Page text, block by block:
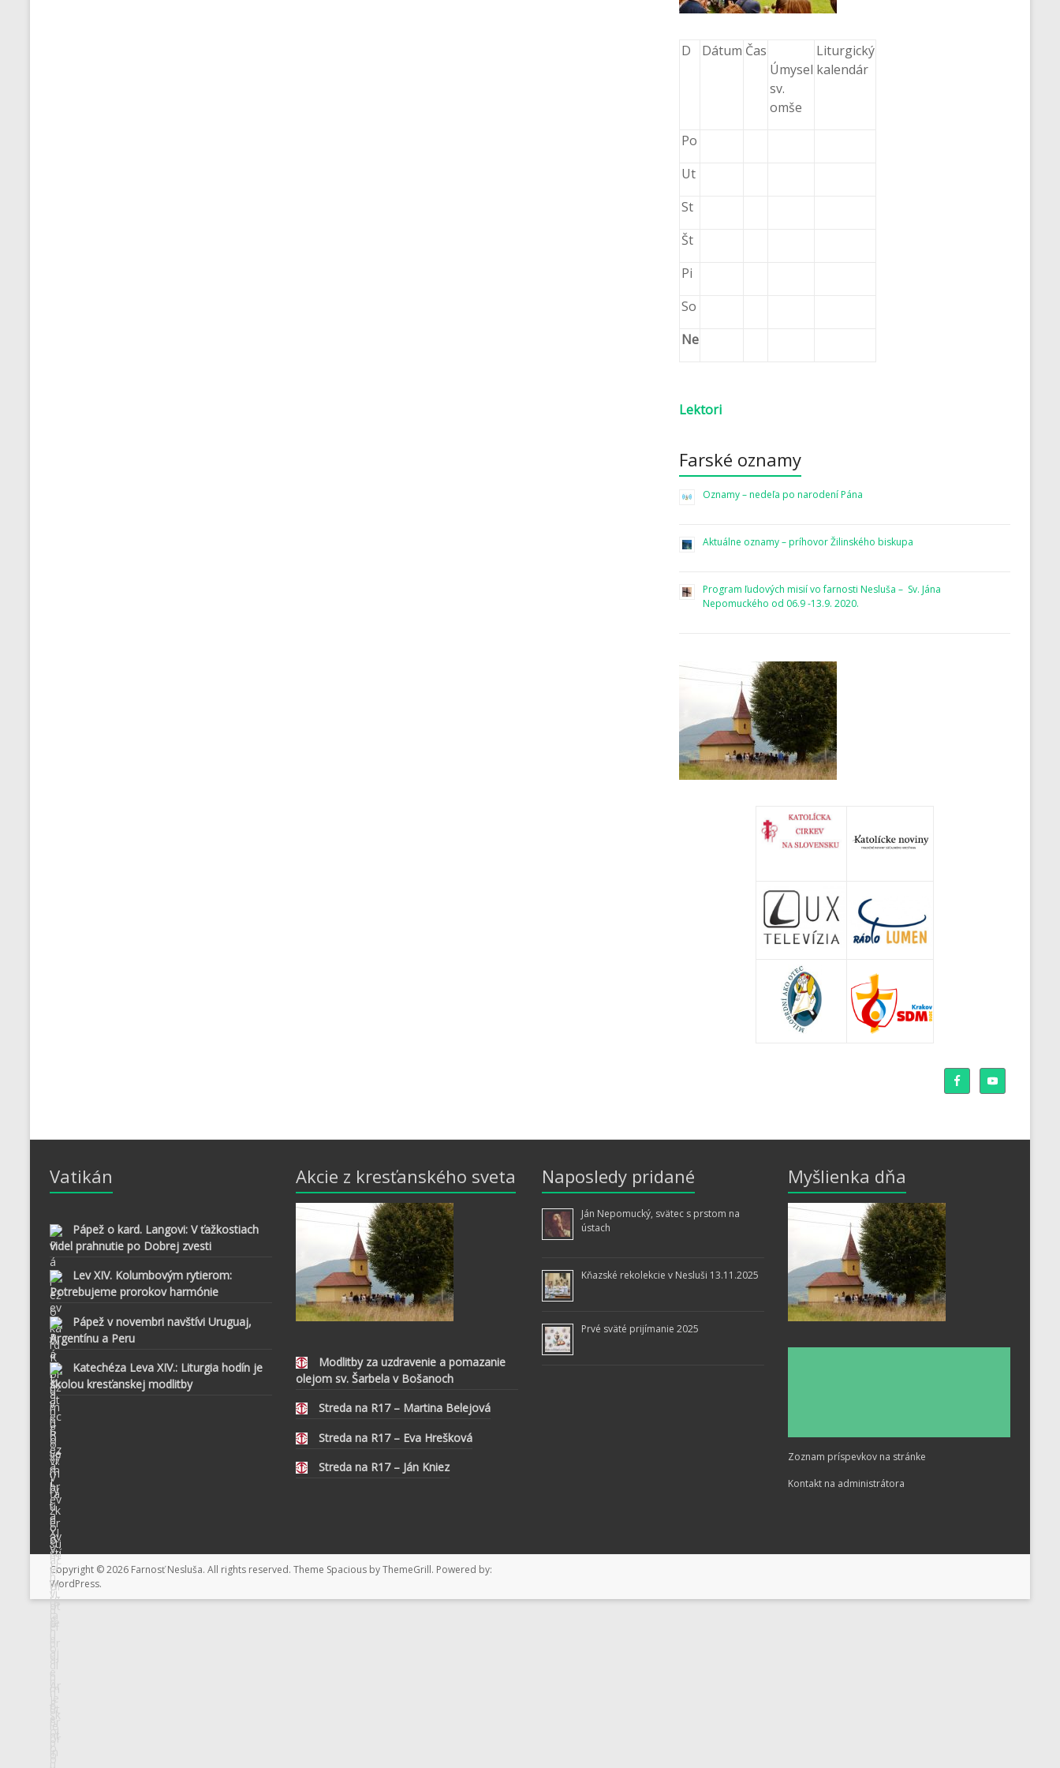
D Dátum Čas
Úmysel
sv.
omše
Liturgický
kalendár
Po
Ut
St
Št
Pi
So
Ne
Lektori
Farské oznamy
Oznamy – nedeľa po narodení Pána
Aktuálne oznamy – príhovor Žilinského biskupa
Program ľudových misií vo farnosti Nesluša – Sv. Jána
Nepomuckého od 06.9 -13.9. 2020.
Vatikán
Pápež o kard. Langovi: V ťažkostiach
videl prahnutie po Dobrej zvesti
Lev XIV. Kolumbovým rytierom:
Potrebujeme prorokov harmónie
Pápež v novembri navštívi Uruguaj,
Argentínu a Peru
Katechéza Leva XIV.: Liturgia hodín je
školou kresťanskej modlitby
Akcie z kresťanského sveta
Modlitby za uzdravenie a pomazanie
olejom sv. Šarbela v Bošanoch
Streda na R17 – Martina Belejová
Streda na R17 – Eva Hrešková
Streda na R17 – Ján Kniez
Naposledy pridané
Ján Nepomucký, svätec s prstom na
ústach
Kňazské rekolekcie v Nesluši 13.11.2025
Prvé sväté prijímanie 2025
Myšlienka dňa
Zoznam príspevkov na stránke
Kontakt na administrátora
Copyright © 2026 Farnosť Nesluša. All rights reserved. Theme Spacious by ThemeGrill. Powered by:
WordPress.